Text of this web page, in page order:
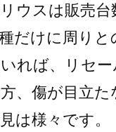
だ
時
の
決
法
ウスは販売
だけに周りと
れば、リセ
、傷が目立た
は様々です。